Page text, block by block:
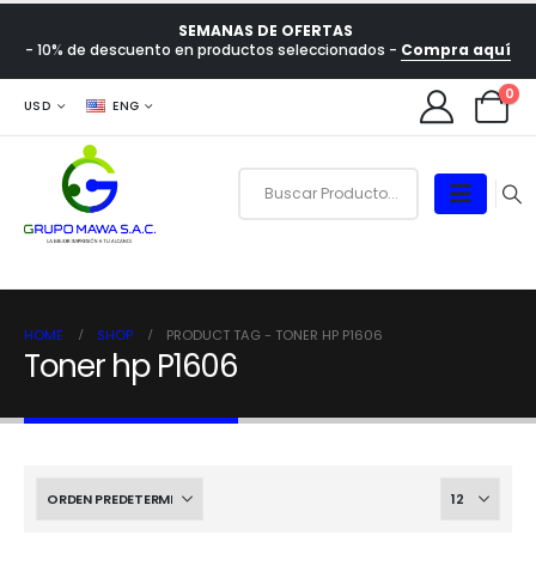
SEMANAS DE OFERTAS
- 10% de descuento en productos seleccionados - Compra aquí
USD ENG
0
HOME SHOP PRODUCT TAG - TONER HP P1606
Toner hp P1606